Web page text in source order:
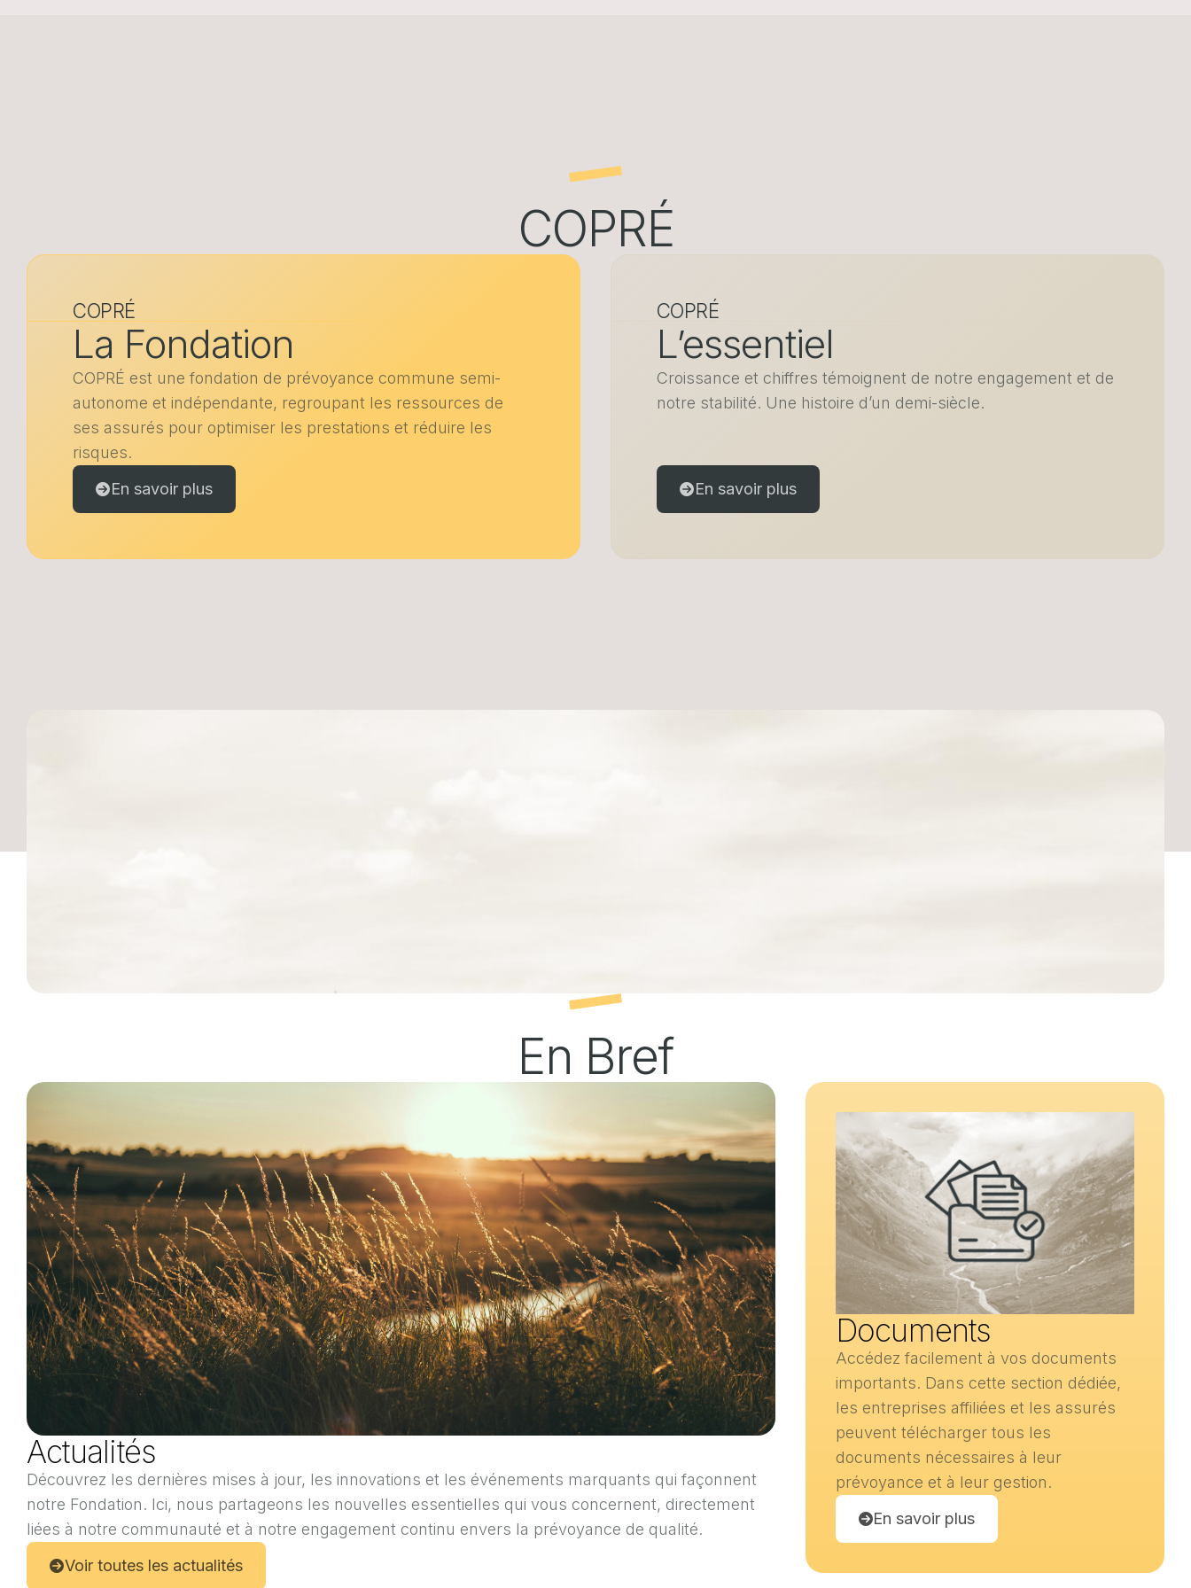
COPRÉ
COPRÉ
La Fondation
COPRÉ est une fondation de prévoyance commune semi-
autonome et indépendante, regroupant les ressources de
ses assurés pour optimiser les prestations et réduire les
risques.
En savoir plus
COPRÉ
L’essentiel
Croissance et chiffres témoignent de notre engagement et de
notre stabilité. Une histoire d’un demi-siècle.
En savoir plus
En Bref
Actualités
Découvrez les dernières mises à jour, les innovations et les événements marquants qui façonnent
notre Fondation. Ici, nous partageons les nouvelles essentielles qui vous concernent, directement
liées à notre communauté et à notre engagement continu envers la prévoyance de qualité.
Voir toutes les actualités
Documents
Accédez facilement à vos documents
importants. Dans cette section dédiée,
les entreprises affiliées et les assurés
peuvent télécharger tous les
documents nécessaires à leur
prévoyance et à leur gestion.
En savoir plus